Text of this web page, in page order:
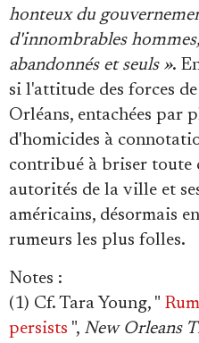
honteux du
d'innombrables
abandonnés et seuls ».
si l'attitude des forces
Orléans, entachées par
d'homicides à
contribué à briser toute
autorités de la ville et
américains, désormais
rumeurs les plus folles.
Notes :
(1) Cf. Tara Young, "
persists ", New Orleans